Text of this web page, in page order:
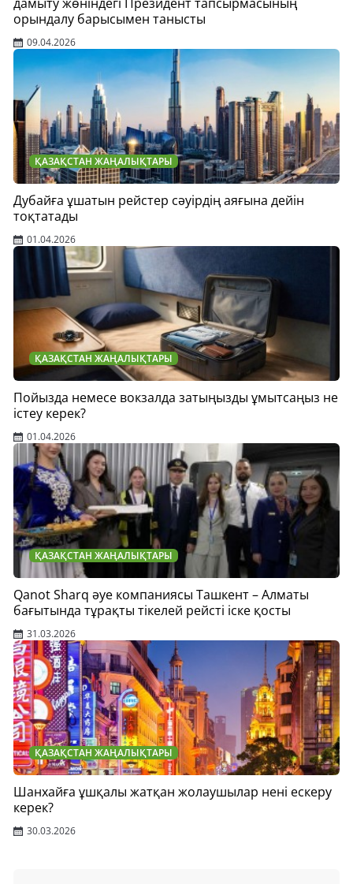
орындалу барысымен танысты
09.04.2026
ҚАЗАҚСТАН ЖАҢАЛЫҚТАРЫ
Дубайға ұшатын рейстер сәуірдің аяғына дейін
тоқтатады
01.04.2026
ҚАЗАҚСТАН ЖАҢАЛЫҚТАРЫ
Пойызда немесе вокзалда затыңызды ұмытсаңыз не
істеу керек?
01.04.2026
ҚАЗАҚСТАН ЖАҢАЛЫҚТАРЫ
Qanot Sharq әуе компаниясы Ташкент – Алматы
бағытында тұрақты тікелей рейсті іске қосты
31.03.2026
ҚАЗАҚСТАН ЖАҢАЛЫҚТАРЫ
Шанхайға ұшқалы жатқан жолаушылар нені ескеру
керек?
30.03.2026